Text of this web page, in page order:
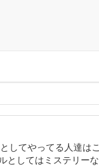
してやってる人達はこ
としてはミステリーな